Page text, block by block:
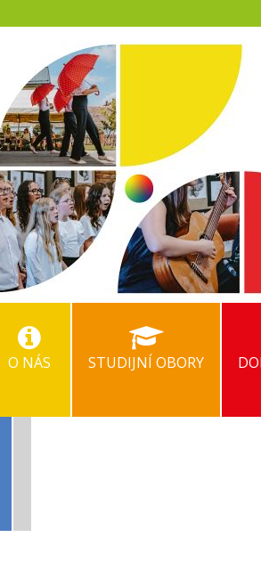
O NÁS STUDIJNÍ OBORY